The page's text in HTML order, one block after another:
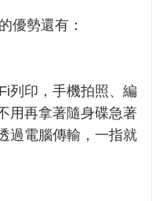
優勢還有：
列印，手機拍照、編
用再拿著隨身碟急著
過電腦傳輸，一指就